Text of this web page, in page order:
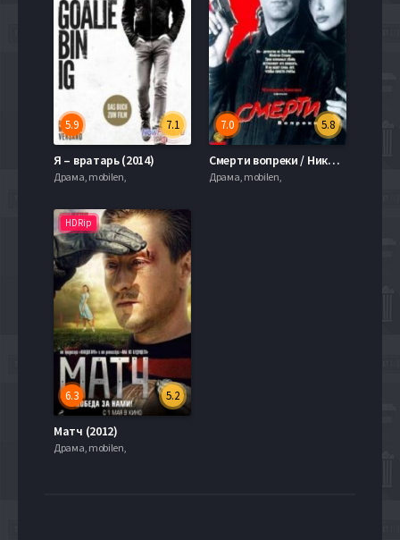
7.1
5.9
Я – вратарь (2014)
Драма, mobilen,
5.8
7.0
Смерти вопреки / Нико-2 (1990)
Драма, mobilen,
HDRip
5.2
6.3
Матч (2012)
Драма, mobilen,